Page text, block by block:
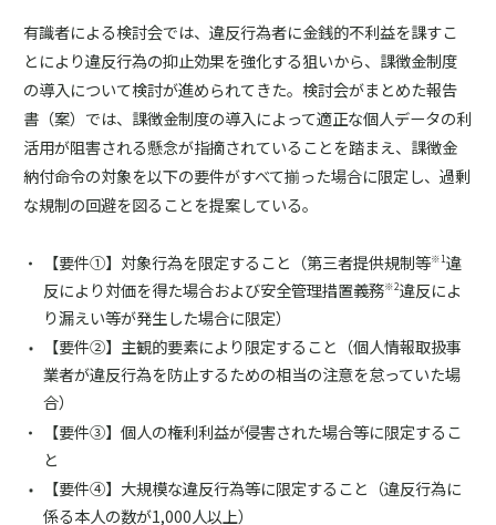
有識者による検討会では、違反行為者に金銭的不利益を課すこ
とにより違反行為の抑止効果を強化する狙いから、課徴金制度
の導入について検討が進められてきた。検討会がまとめた報告
書（案）では、課徴金制度の導入によって適正な個人データの利
活用が阻害される懸念が指摘されていることを踏まえ、課徴金
納付命令の対象を以下の要件がすべて揃った場合に限定し、過剰
な規制の回避を図ることを提案している。
【要件①】対象行為を限定すること（第三者提供規制等※1違
反により対価を得た場合および安全管理措置義務※2違反によ
り漏えい等が発生した場合に限定）
【要件②】主観的要素により限定すること（個人情報取扱事
業者が違反行為を防止するための相当の注意を怠っていた場
合）
【要件③】個人の権利利益が侵害された場合等に限定するこ
と
【要件④】大規模な違反行為等に限定すること（違反行為に
係る本人の数が1,000人以上）